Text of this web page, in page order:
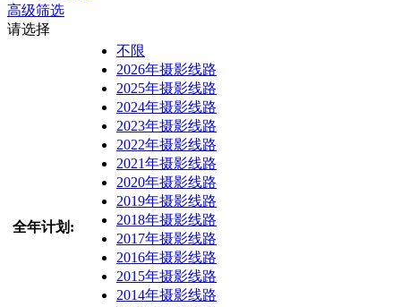
高级筛选
请选择
全年计划:
不限
2026年摄影线路
2025年摄影线路
2024年摄影线路
2023年摄影线路
2022年摄影线路
2021年摄影线路
2020年摄影线路
2019年摄影线路
2018年摄影线路
2017年摄影线路
2016年摄影线路
2015年摄影线路
2014年摄影线路